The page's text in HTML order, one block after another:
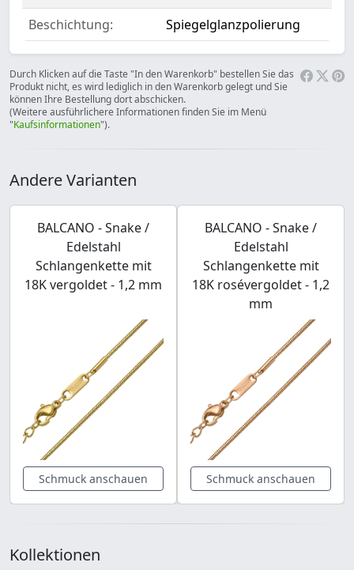
Beschichtung:
Spiegelglanzpolierung
Durch Klicken auf die Taste "In den Warenkorb" bestellen Sie das
Produkt nicht, es wird lediglich in den Warenkorb gelegt und Sie
können Ihre Bestellung dort abschicken.
(Weitere ausführlichere Informationen finden Sie im Menü
"Kaufsinformationen").
Andere Varianten
BALCANO - Snake /
Edelstahl
Schlangenkette mit
18K vergoldet - 1,2 mm
Schmuck anschauen
BALCANO - Snake /
Edelstahl
Schlangenkette mit
18K rosévergoldet - 1,2
mm
Schmuck anschauen
Kollektionen